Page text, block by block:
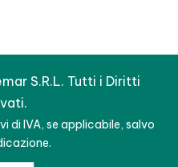
S.R.L. Tutti i Diritti
di IVA, se applicabile, salvo